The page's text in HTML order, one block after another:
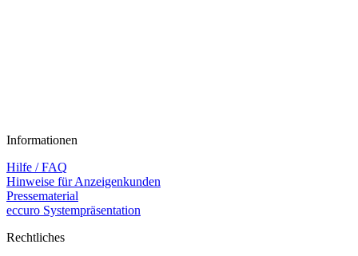
Informationen
Hilfe / FAQ
Hinweise für Anzeigenkunden
Pressematerial
eccuro Systempräsentation
Rechtliches